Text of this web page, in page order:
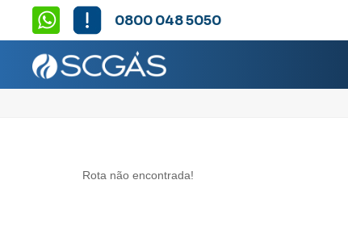
0800 048 5050
Rota não encontrada!